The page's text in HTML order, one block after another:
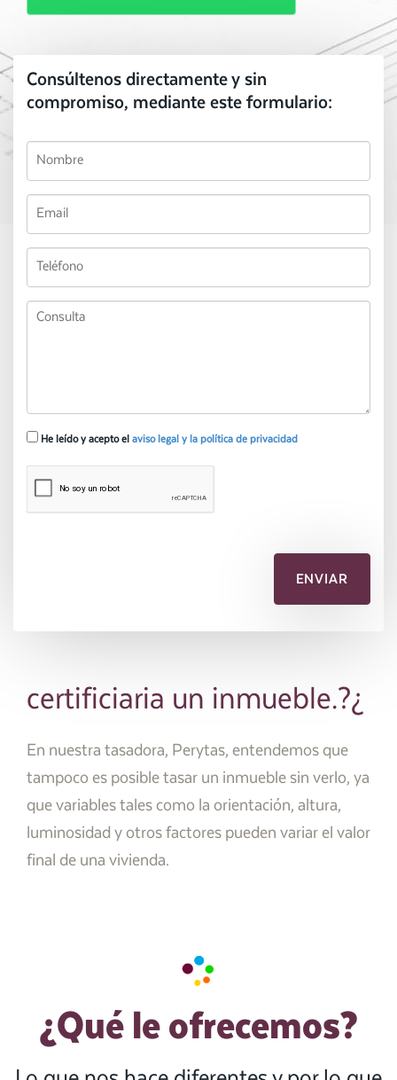
Consúltenos directamente y sin
compromiso, mediante este formulario:
He leído y acepto el aviso legal y la política de privacidad
certificiaria un inmueble.?¿
En nuestra tasadora, Perytas, entendemos que
tampoco es posible tasar un inmueble sin verlo, ya
que variables tales como la orientación, altura,
luminosidad y otros factores pueden variar el valor
final de una vivienda.
¿Qué le ofrecemos?